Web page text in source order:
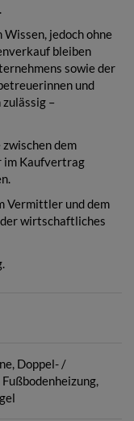
jedoch ohne
bleiben
sowie der
und
–
dem
im Kaufvertrag
Vermittler und dem
wirtschaftliches
Doppel- /
Fußbodenheizung